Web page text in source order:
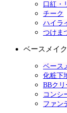
口紅・
チーク
ハイラ
つけま
ベースメイク
ベース
化粧下
BBクリ
コンシ
ファン